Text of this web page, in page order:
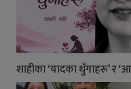
शाहीका ‘यादका थुँगाहरू’ र